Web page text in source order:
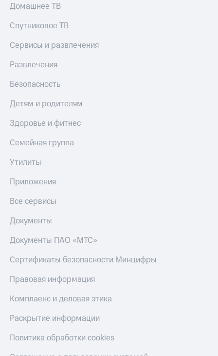
Домашнее ТВ
Спутниковое ТВ
Сервисы и развлечения
Развлечения
Безопасность
Детям и родителям
Здоровье и фитнес
Семейная группа
Утилиты
Приложения
Все сервисы
Документы
Документы ПАО «МТС»
Сертификаты безопасности Минцифры
Правовая информация
Комплаенс и деловая этика
Раскрытие информации
Политика обработки cookies